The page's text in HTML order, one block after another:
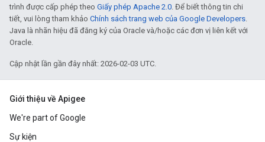
trình được cấp phép theo Giấy phép Apache 2.0. Để biết thông tin chi
tiết, vui lòng tham khảo Chính sách trang web của Google Developers.
Java là nhãn hiệu đã đăng ký của Oracle và/hoặc các đơn vị liên kết với
Oracle.
Cập nhật lần gần đây nhất: 2026-02-03 UTC.
Giới thiệu về Apigee
We're part of Google
Sự kiện